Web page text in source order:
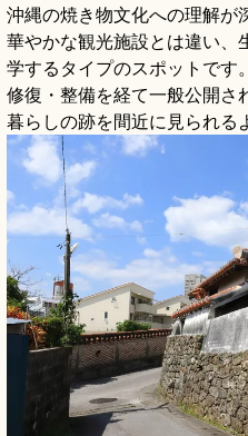
沖縄の焼き物文化への理解が
華やかな観光施設とは違い、
学するタイプのスポットです。
修復・整備を経て一般公開さ
暮らしの跡を間近に見られる